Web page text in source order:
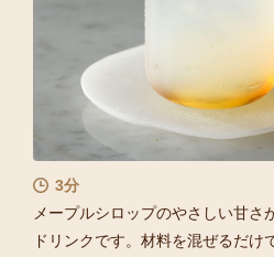
3分
メープルシロップのやさしい甘さ
ドリンクです。材料を混ぜるだけ